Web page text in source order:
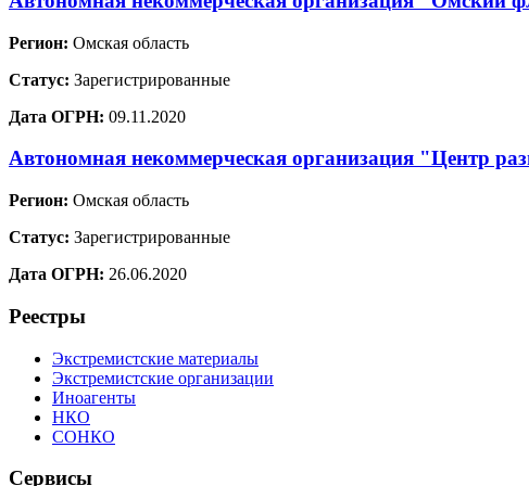
Регион: Омская область
Статус: Зарегистрированные
Дата ОГРН: 09.11.2020
Автономная некоммерческая организация "Центр
Регион: Омская область
Статус: Зарегистрированные
Дата ОГРН: 26.06.2020
Реестры
Экстремистские материалы
Экстремистские организации
Иноагенты
НКО
СОНКО
Сервисы